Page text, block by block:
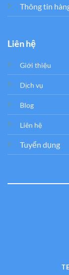
Thông tin
Liên hệ
Giới thiệu
Dịch vụ
Blog
Liên hệ
Tuyển dụng